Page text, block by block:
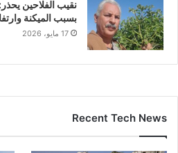
نقيب الفلاحين
بسبب الميكنة
17 مايو، 2026
Recent Tech News